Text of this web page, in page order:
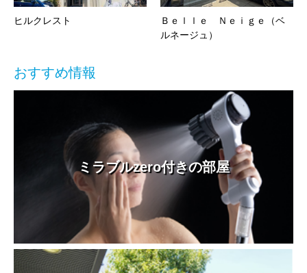
ヒルクレスト
Ｂｅｌｌｅ Ｎｅｉｇｅ（ベ
ルネージュ）
おすすめ情報
ミラブルzero付きの部屋